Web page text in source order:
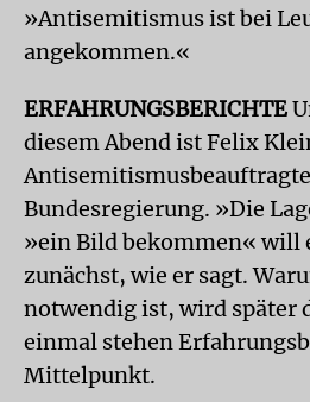
»Antisemitismus ist bei
angekommen.«
ERFAHRUNGSBERICHTE
diesem Abend ist Felix
Bundesregierung. »Die
»ein Bild bekommen« will
zunächst, wie er sagt.
notwendig ist, wird später
einmal stehen
Mittelpunkt.